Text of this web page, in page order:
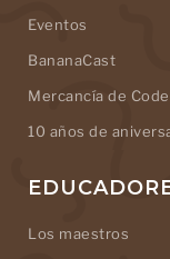
Eventos
BananaCast
Mercancía de
10 años de
Los maestros